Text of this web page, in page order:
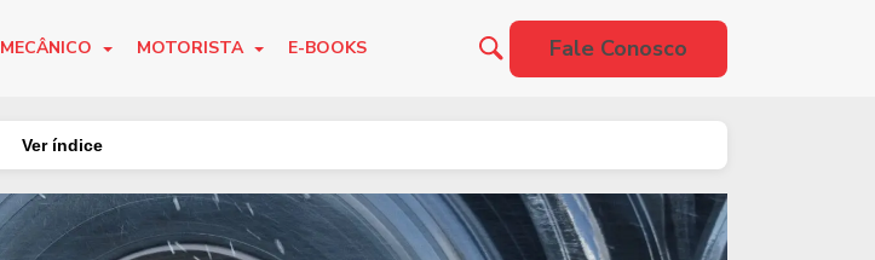
MECÂNICO MOTORISTA E-BOOKS Fale Conosco
Ver índice